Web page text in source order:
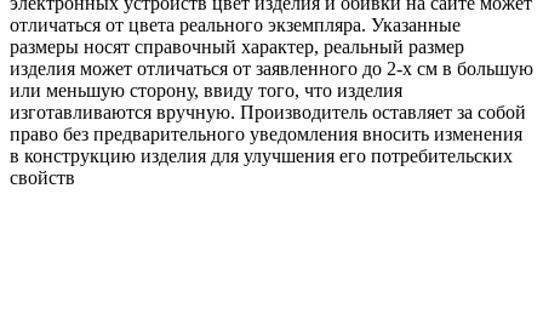
отличаться от цвета реального экземпляра. Указанные
размеры носят справочный характер, реальный размер
изделия может отличаться от заявленного до 2-х см в большую
или меньшую сторону, ввиду того, что изделия
изготавливаются вручную. Производитель оставляет за собой
право без предварительного уведомления вносить изменения
в конструкцию изделия для улучшения его потребительских
свойств